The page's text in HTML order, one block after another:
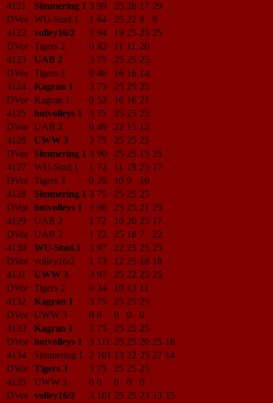
4121
Simmering 1 3 99 25 28 17 29
DVor WU-Stud.1 1 64 25 22 8
9
4122
volley16/2 3 94 19 25 25 25
DVor Tigers 2 0 42 11 11 20
4123
UAB 2 3 75 25 25 25
DVor Tigers 3 0 46 16 16 14
4124
Kagran 1 3 75 25 25 25
DVor Kagran 1 0 53 16 16 21
4125
hotvolleys 1 3 75 25 25 25
DVor UAB 2 0 49 22 15 12
4126
UWW 3 3 75 25 25 25
DVor
Simmering 1 3 90 25 25 15 25
4127
WU-Stud.1 1 72 11 19 25 17
DVor Tigers 3 0 29 10 9
10
4128
Simmering 1 3 75 25 25 25
DVor hotvolleys 1 3 96 25 25 21 25
4129
UAB 2 1 72 10 20 25 17
DVor UAB 2 1 72 25 18 7
22
4130
WU-Stud.1 3 97 22 25 25 25
DVor volley16/2 1 73 12 25 18 18
4131
UWW 3 3 97 25 22 25 25
DVor Tigers 2 0 34 10 13 11
4132
Kagran 1 3 75 25 25 25
DVor UWW 3 0 0 0 0
0
4133
Kagran 1 3 75 25 25 25
DVor hotvolleys 1 3 111 25 25 20 25 16
4134
Simmering 1 2 101 13 22 25 27 14
DVor Tigers 3 3 75 25 25 25
4135
UWW 3 0 0 0 0
0
DVor volley16/2 3 101 25 25 23 13 15